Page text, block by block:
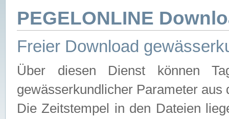
PEGELONLINE
Freier Download
Über diesen Dienst können
gewässerkundlicher Parameter aus
Die Zeitstempel in den Dateien